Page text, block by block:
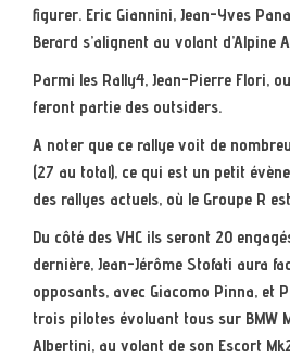
figurer. Eric Giannini, Jean-Yves
Berard s’alignent au volant d’Alpine
Parmi les Rally4, Jean-Pierre Flori,
feront partie des outsiders.
A noter que ce rallye voit de
(27 au total), ce qui est un petit
des rallyes actuels, où le Groupe R
Du côté des VHC ils seront 20
dernière, Jean-Jérôme Stofati aura
opposants, avec Giacomo Pinna, et
trois pilotes évoluant tous sur BMW
Albertini, au volant de son Escort